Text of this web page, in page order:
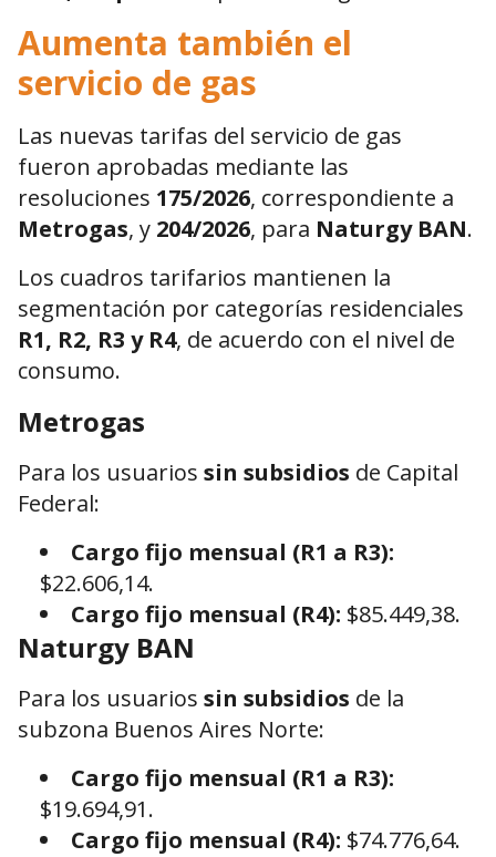
Aumenta también el
servicio de gas
Las nuevas tarifas del servicio de gas
fueron aprobadas mediante las
resoluciones 175/2026, correspondiente a
Metrogas, y 204/2026, para Naturgy BAN.
Los cuadros tarifarios mantienen la
segmentación por categorías residenciales
R1, R2, R3 y R4, de acuerdo con el nivel de
consumo.
Metrogas
Para los usuarios sin subsidios de Capital
Federal:
Cargo fijo mensual (R1 a R3):
$22.606,14.
Cargo fijo mensual (R4): $85.449,38.
Naturgy BAN
Para los usuarios sin subsidios de la
subzona Buenos Aires Norte:
Cargo fijo mensual (R1 a R3):
$19.694,91.
Cargo fijo mensual (R4): $74.776,64.